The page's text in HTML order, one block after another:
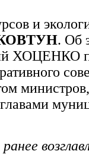
и
КОВТУН. Об
ХОЦЕНКО
министров,